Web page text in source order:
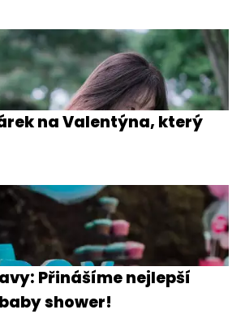
na Valentýna, který
Přinášíme nejlepší
shower!